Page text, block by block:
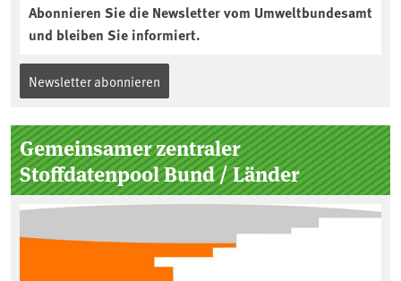
Abonnieren Sie die Newsletter vom Umweltbundesamt
und bleiben Sie informiert.
Newsletter abonnieren
Gemeinsamer zentraler
Stoffdatenpool Bund / Länder